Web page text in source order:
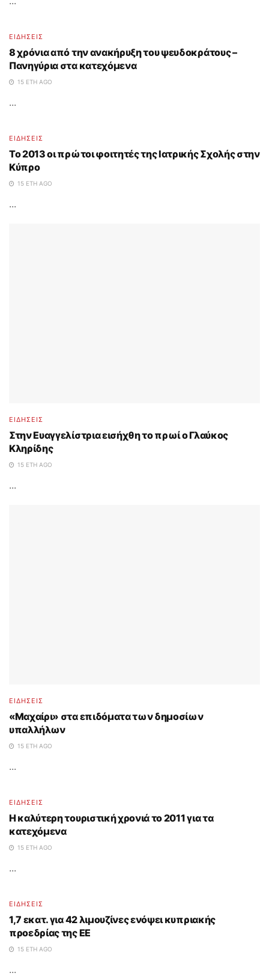
ΕΙΔΗΣΕΙΣ
8 χρόνια από την ανακήρυξη του ψευδοκράτους –
Πανηγύρια στα κατεχόμενα
15 ΈΤΗ AGO
...
ΕΙΔΗΣΕΙΣ
Το 2013 οι πρώτοι φοιτητές της Ιατρικής Σχολής στην
Κύπρο
15 ΈΤΗ AGO
...
ΕΙΔΗΣΕΙΣ
Στην Ευαγγελίστρια εισήχθη το πρωί ο Γλαύκος
Κληρίδης
15 ΈΤΗ AGO
...
ΕΙΔΗΣΕΙΣ
«Μαχαίρι» στα επιδόματα των δημοσίων
υπαλλήλων
15 ΈΤΗ AGO
...
ΕΙΔΗΣΕΙΣ
Η καλύτερη τουριστική χρονιά το 2011 για τα
κατεχόμενα
15 ΈΤΗ AGO
...
ΕΙΔΗΣΕΙΣ
1,7 εκατ. για 42 λιμουζίνες ενόψει κυπριακής
προεδρίας της ΕΕ
15 ΈΤΗ AGO
...